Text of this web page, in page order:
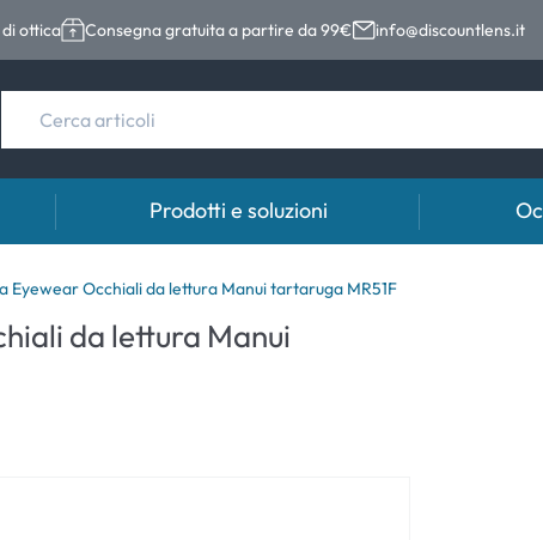
ottica Consegna gratuita a partire da 99€ info@discountlens.it
Categoria
Lenti sferiche
Tempo di usura
Lenti giornaliere
Prodotti e soluzioni
Marche
Eversee
Soluzioni
Eyewear Occhiali da lettura Manui tartaruga MR51F
da lettura Manui